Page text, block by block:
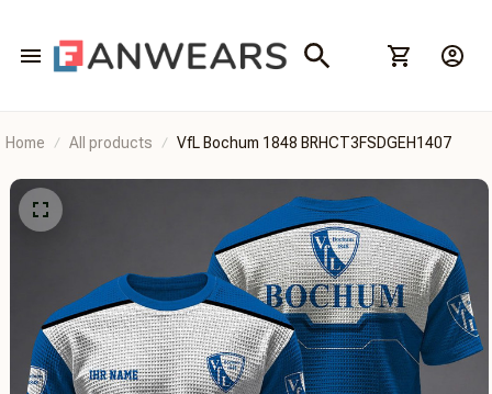
Home All products VfL Bochum 1848 BRHCT3FSDGEH1407